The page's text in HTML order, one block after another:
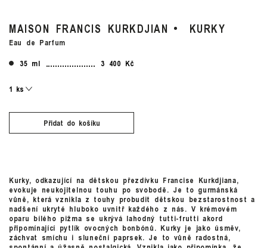
MAISON FRANCIS KURKDJIAN KURKY
Eau de Parfum
35 ml
3 400 Kč
Přidat do košíku
Kurky, odkazující na dětskou přezdívku Francise Kurkdjiana,
evokuje neukojitelnou touhu po svobodě. Je to gurmánská
vůně, která vznikla z touhy probudit dětskou bezstarostnost a
nadšení ukryté hluboko uvnitř každého z nás. V krémovém
oparu bílého pižma se ukrývá lahodný tutti-frutti akord
připomínající pytlík ovocných bonbónů. Kurky je jako úsměv,
záchvat smíchu i sluneční paprsek. Je to vůně radostná,